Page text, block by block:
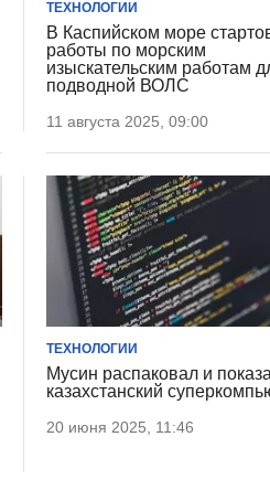
ТЕХНОЛОГИИ
В Каспийском море
работы по морским
изыскательским работам
подводной ВОЛС
11 августа 2025, 09:00
ТЕХНОЛОГИИ
Мусин распаковал и
казахстанский
20 июня 2025, 11:46